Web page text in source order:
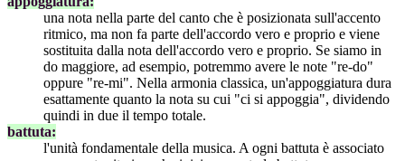
una nota nella parte del canto che è posizionata sull'accento
ritmico, ma non fa parte dell'accordo vero e proprio e viene
sostituita dalla nota dell'accordo vero e proprio. Se siamo in
do maggiore, ad esempio, potremmo avere le note "re-do"
oppure "re-mi". Nella armonia classica, un'appoggiatura dura
esattamente quanto la nota su cui "ci si appoggia", dividendo
quindi in due il tempo totale.
battuta:
l'unità fondamentale della musica. A ogni battuta è associato